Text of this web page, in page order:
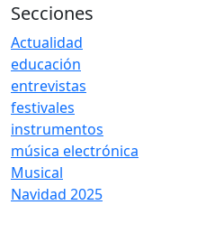
Secciones
Actualidad
educación
entrevistas
festivales
instrumentos
música electrónica
Musical
Navidad 2025